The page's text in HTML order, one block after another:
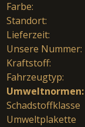
Farbe:
Standort:
Lieferzeit:
Unsere Nummer:
Kraftstoff:
Fahrzeugtyp:
Umweltnormen:
Schadstoffklasse
Umweltplakette